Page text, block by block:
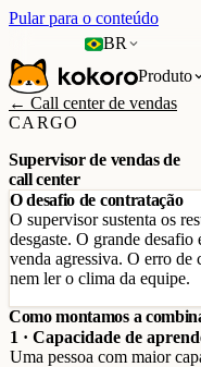
Pular para o conteúdo
BR
Produto
← Call center de vendas
CARGO
Supervisor de vendas de
call center
O desafio de contratação
O supervisor sustenta os
desgaste. O grande desafio
venda agressiva. O erro de
nem ler o clima da equipe.
Como montamos a
1 · Capacidade de
Uma pessoa com maior